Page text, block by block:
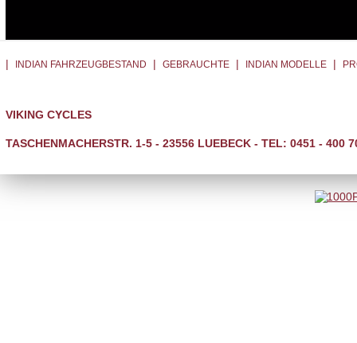
| INDIAN FAHRZEUGBESTAND | GEBRAUCHTE | INDIAN MODELLE |
VIKING CYCLES
TASCHENMACHERSTR. 1-5 - 23556 LUEBECK - TEL: 0451 - 400